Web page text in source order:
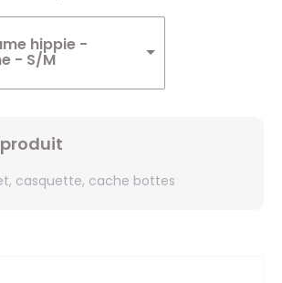
hippie -
- S/M
casquette, cache bottes